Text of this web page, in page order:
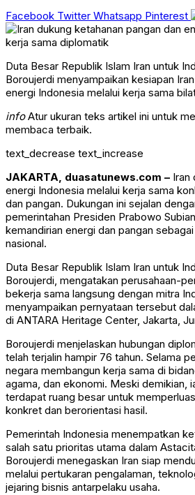
Facebook Twitter Whatsapp Pinterest
Duta Besar Republik Islam Iran untuk
Boroujerdi menyampaikan kesiapan
energi Indonesia melalui kerja sama
infoAtur ukuran teks artikel ini untuk
membaca terbaik.
text_decrease text_increase
JAKARTA, duasatunews.com – Iran
energi Indonesia melalui kerja sama
dan pangan. Dukungan ini sejalan
pemerintahan Presiden Prabowo
kemandirian energi dan pangan
nasional.
Duta Besar Republik Islam Iran untuk
Boroujerdi, mengatakan perusahaan-
bekerja sama langsung dengan mitra
menyampaikan pernyataan tersebut
di ANTARA Heritage Center, Jakarta,
Boroujerdi menjelaskan hubungan
telah terjalin hampir 76 tahun. Selama
negara membangun kerja sama di
agama, dan ekonomi. Meski demikian,
terdapat ruang besar untuk
konkret dan berorientasi hasil.
Pemerintah Indonesia menempatkan
salah satu prioritas utama dalam
Boroujerdi menegaskan Iran siap
melalui pertukaran pengalaman,
jejaring bisnis antarpelaku usaha.